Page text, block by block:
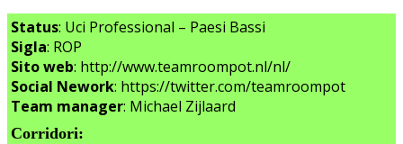
Status: Uci Professional – Paesi Bassi
Sigla: ROP
Sito web: http://www.teamroompot.nl/nl/
Social Nework: https://twitter.com/teamroompot
Team manager: Michael Zijlaard
Corridori: